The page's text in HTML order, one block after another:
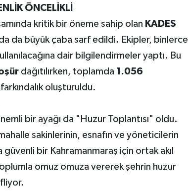
ÖNCELİKLİ
kritik bir öneme sahip olan KADES
da büyük çaba sarf edildi. Ekipler, binlerce
dair bilgilendirmeler yaptı. Bu
dağıtılırken, toplamda 1.056
oluşturuldu.
bir ayağı da "Huzur Toplantısı" oldu.
sakinlerinin, esnafın ve yöneticilerin
bir Kahramanmaraş için ortak akıl
omuz omuza vererek şehrin huzur